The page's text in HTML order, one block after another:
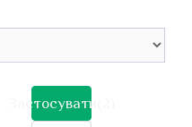
Застосувати